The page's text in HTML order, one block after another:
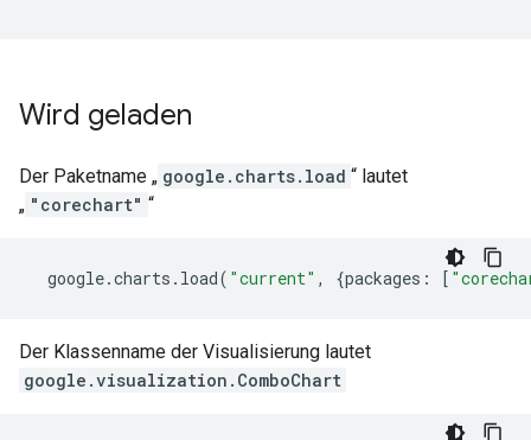
Wird geladen
Der Paketname „ google.charts.load “ lautet
„ "corechart" “
google.charts . load( "current" , {packages : [
Der Klassenname der Visualisierung lautet
google.visualization.ComboChart